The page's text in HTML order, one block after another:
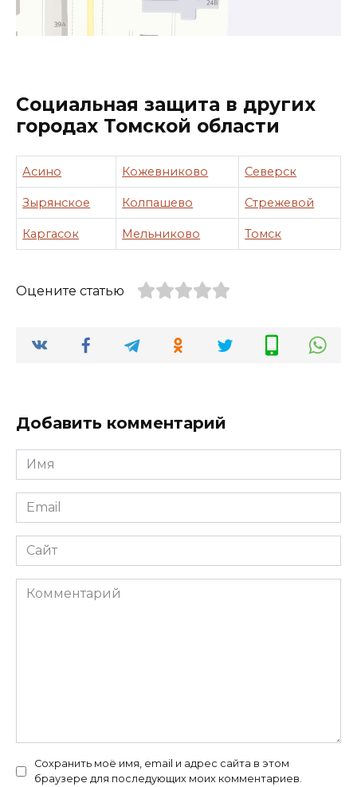
Социальная защита в других
городах Томской области
Асино Кожевниково Северск
Зырянское Колпашево Стрежевой
Каргасок Мельниково Томск
Оцените статью
Добавить комментарий
Имя
*
Email
*
Сайт
Комментарий
Сохранить моё имя, email и адрес сайта в этом
браузере для последующих моих комментариев.